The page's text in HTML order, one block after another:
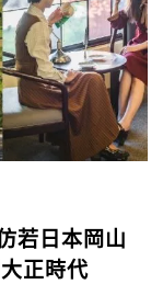
若日本岡山
正時代